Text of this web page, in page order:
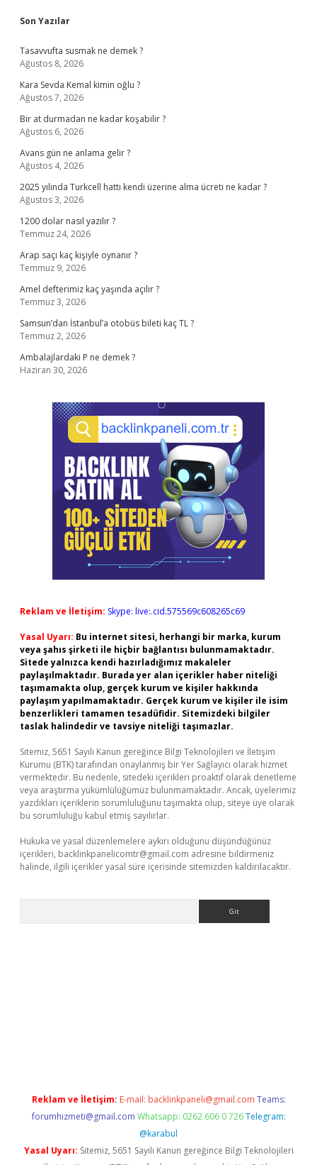
Sidebar
Son Yazılar
Tasavvufta susmak ne demek ?
Ağustos 8, 2026
Kara Sevda Kemal kimin oğlu ?
Ağustos 7, 2026
Bir at durmadan ne kadar koşabilir ?
Ağustos 6, 2026
Avans gün ne anlama gelir ?
Ağustos 4, 2026
2025 yılında Turkcell hattı kendi üzerine alma ücreti ne kadar ?
Ağustos 3, 2026
1200 dolar nasıl yazılır ?
Temmuz 24, 2026
Arap saçı kaç kişiyle oynanır ?
Temmuz 9, 2026
Amel defterimiz kaç yaşında açılır ?
Temmuz 3, 2026
Samsun’dan İstanbul’a otobüs bileti kaç TL ?
Temmuz 2, 2026
Ambalajlardaki P ne demek ?
Haziran 30, 2026
Reklam ve İletişim: Skype: live:.cid.575569c608265c69
Yasal Uyarı: Bu internet sitesi, herhangi bir marka, kurum
veya şahıs şirketi ile hiçbir bağlantısı bulunmamaktadır.
Sitede yalnızca kendi hazırladığımız makaleler
paylaşılmaktadır. Burada yer alan içerikler haber niteliği
taşımamakta olup, gerçek kurum ve kişiler hakkında
paylaşım yapılmamaktadır. Gerçek kurum ve kişiler ile isim
benzerlikleri tamamen tesadüfidir. Sitemizdeki bilgiler
taslak halindedir ve tavsiye niteliği taşımazlar.
Sitemiz, 5651 Sayılı Kanun gereğince Bilgi Teknolojileri ve İletişim
Kurumu (BTK) tarafından onaylanmış bir Yer Sağlayıcı olarak hizmet
vermektedir. Bu nedenle, sitedeki içerikleri proaktif olarak denetleme
veya araştırma yükümlülüğümüz bulunmamaktadır. Ancak, üyelerimiz
yazdıkları içeriklerin sorumluluğunu taşımakta olup, siteye üye olarak
bu sorumluluğu kabul etmiş sayılırlar.
Hukuka ve yasal düzenlemelere aykırı olduğunu düşündüğünüz
içerikleri, backlinkpanelicomtr@gmail.com adresine bildirmeniz
halinde, ilgili içerikler yasal süre içerisinde sitemizden kaldırılacaktır.
Reklam ve İletişim: E-mail: backlinkpaneli@gmail.com Teams:
forumhizmeti@gmail.com Whatsapp: 0262 606 0 726 Telegram:
@karabul
Yasal Uyarı: Sitemiz, 5651 Sayılı Kanun gereğince Bilgi Teknolojileri